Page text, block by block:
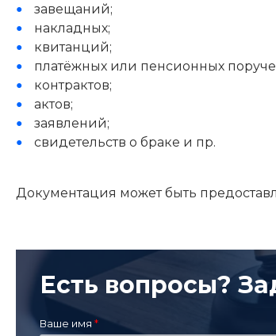
завещаний;
накладных;
квитанций;
платёжных или пенсионных
контрактов;
актов;
заявлений;
свидетельств о браке и пр.
Документация может быть
Есть вопросы?
Ваше имя